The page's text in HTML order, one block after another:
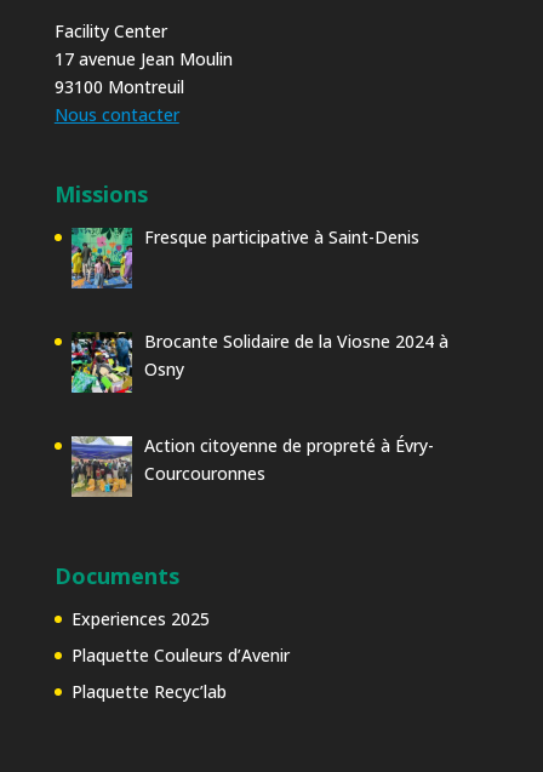
Facility Center
17 avenue Jean Moulin
93100 Montreuil
Nous contacter
Missions
Fresque participative à Saint-Denis
Brocante Solidaire de la Viosne 2024 à
Osny
Action citoyenne de propreté à Évry-
Courcouronnes
Documents
Experiences 2025
Plaquette Couleurs d’Avenir
Plaquette Recyc’lab